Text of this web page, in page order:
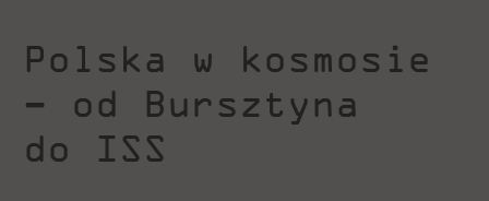
Polska w kosmosie
– od Bursztyna
do ISS